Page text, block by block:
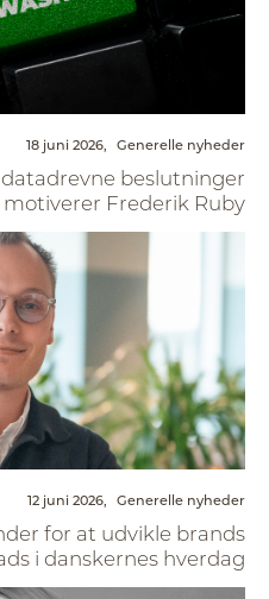
18 juni 2026, Generelle nyheder
beslutninger
motiverer Frederik Ruby
12 juni 2026, Generelle nyheder
for at udvikle brands
i danskernes hverdag